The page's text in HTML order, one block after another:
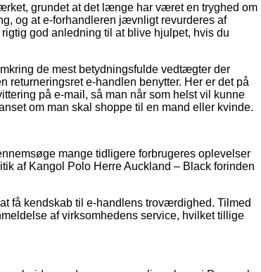
grundet at det længe har været en tryghed om
og at e-forhandleren jævnligt revurderes af
god anledning til at blive hjulpet, hvis du
de mest betydningsfulde vedtægter der
returneringsret e-handlen benytter. Her er det på
på e-mail, så man når som helst vil kunne
om man skal shoppe til en mand eller kvinde.
mange tidligere forbrugeres oplevelser
af Kangol Polo Herre Auckland – Black forinden
få kendskab til e-handlens troværdighed. Tilmed
af virksomhedens service, hvilket tillige